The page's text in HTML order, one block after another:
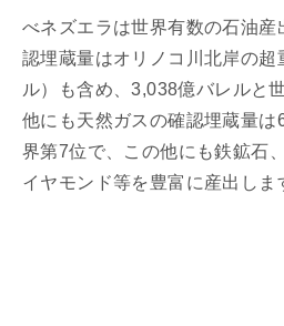
べネズエラは世界有数の石油産
認埋蔵量はオリノコ川北岸の超
ル）も含め、3,038億バレルと
他にも天然ガスの確認埋蔵量
界第7位で、この他にも鉄鉱石
イヤモンド等を豊富に産出しま